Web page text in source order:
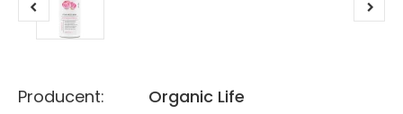
Producent: Organic Life